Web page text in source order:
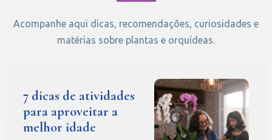
Acompanhe aqui dicas, recomendações, curiosidades e
matérias sobre plantas e orquídeas.
7 dicas de atividades
para aproveitar a
melhor idade